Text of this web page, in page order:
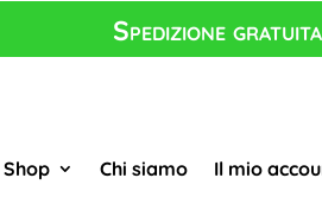
Spedizione
Shop Chi siamo Il mio